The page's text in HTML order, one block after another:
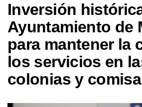
Inversión
Ayuntamiento de
para mantener la
los servicios en
colonias y